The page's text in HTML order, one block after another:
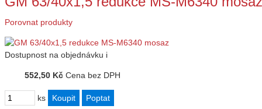
Porovnat produkty
Dostupnost na objednávku i
552,50 Kč Cena bez DPH
ks